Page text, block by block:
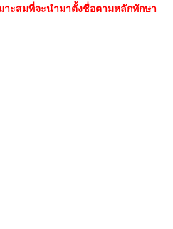
าะสมที่จะนำมาตั้งชื่อตามหลักทักษา